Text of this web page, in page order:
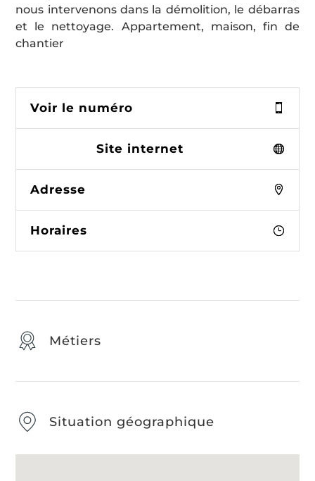
nous intervenons dans la démolition, le débarras
et le nettoyage. Appartement, maison, fin de
chantier
Voir le numéro
Site internet
Adresse
Horaires
Métiers
Situation géographique